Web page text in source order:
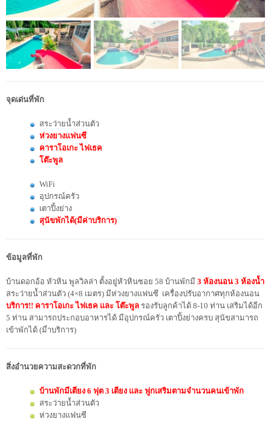
จุดเด่นที่พัก
สระว่ายน้ำส่วนตัว
ห่วงยางแฟนซี
คาราโอเกะ ไฟเธค
โต๊ะพูล
WiFi
อุปกรณ์ครัว
เตาปิ้งย่าง
สุนัขพักได้(มีค่าบริการ)
ข้อมูลที่พัก
บ้านดอกอ้อ หัวหิน พูลวิลล่า ตั้งอยู่หัวหินซอย 58 บ้านพักมี 3 ห้องนอน 3 ห้องน้ำ
สระว่ายน้ำส่วนตัว (4×8 เมตร) มีห่วงยางแฟนซี เครื่องปรับอากาศทุกห้องนอน
บริการ!! คาราโอเกะ ไฟเธค และ โต๊ะพูล รองรับลูกค้าได้ 8-10 ท่าน เสริมได้อีก
5 ท่าน สามารถประกอบอาหารได้ มีอุปกรณ์ครัว เตาปิ้งย่างครบ สุนัขสามารถ
เข้าพักได้ (มี่าบริการ)
สิ่งอำนวยความสะดวกที่พัก
บ้านพักมีเตียง 6 ฟุต 3 เตียง และ ฟูกเสริมตามจำนวนคนเข้าพัก
สระว่ายน้ำส่วนตัว
ห่วงยางแฟนซี